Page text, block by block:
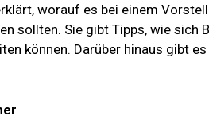
worauf es bei einem
sollten. Sie gibt Tipps, wie sich
können. Darüber hinaus gibt